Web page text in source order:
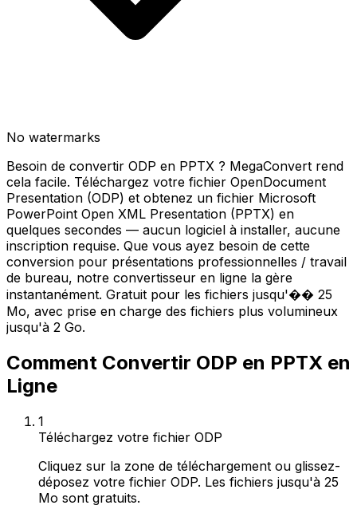
No watermarks
Besoin de convertir ODP en PPTX ? MegaConvert rend
cela facile. Téléchargez votre fichier OpenDocument
Presentation (ODP) et obtenez un fichier Microsoft
PowerPoint Open XML Presentation (PPTX) en
quelques secondes — aucun logiciel à installer, aucune
inscription requise. Que vous ayez besoin de cette
conversion pour présentations professionnelles / travail
de bureau, notre convertisseur en ligne la gère
instantanément. Gratuit pour les fichiers jusqu'�� 25
Mo, avec prise en charge des fichiers plus volumineux
jusqu'à 2 Go.
Comment Convertir ODP en PPTX en
Ligne
1
Téléchargez votre fichier ODP
Cliquez sur la zone de téléchargement ou glissez-
déposez votre fichier ODP. Les fichiers jusqu'à 25
Mo sont gratuits.